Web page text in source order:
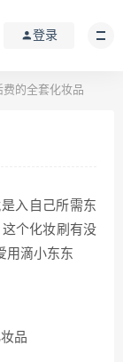
登录
的全套化妆品
入自己所需东
个化妆刷有没
用滴小东东